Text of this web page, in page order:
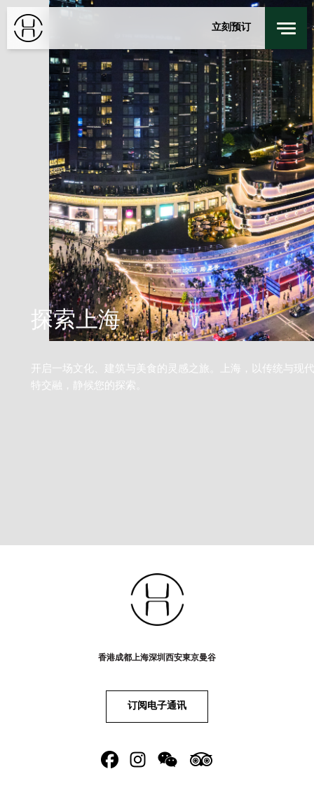
立刻预订
上海
10 8月 2026
退回
周二
11 8月 2026
最多 3 位客人
1
12 岁或以上
1
12 岁以下
0
注册
私人活动
特别优惠
联系我们
探索居舍
探索我们的城市
探索上海
开启一场文化、建筑与美食的灵感之旅。上海，以传统与现
特交融，静候您的探索。
香港成都上海深圳西安東京曼谷
订阅电子通讯